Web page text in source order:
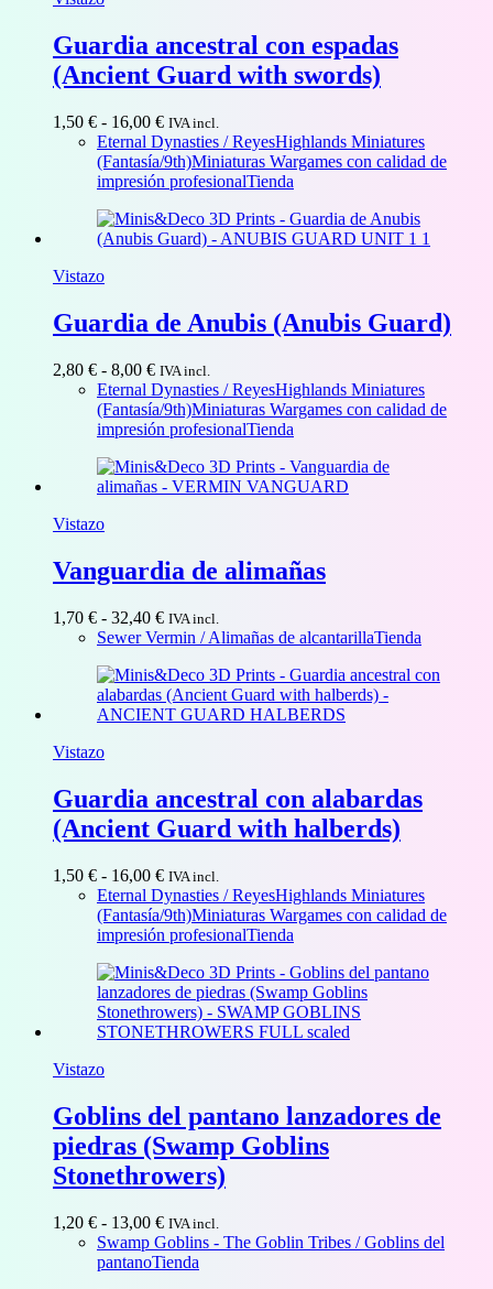
Guardia ancestral con espadas
(Ancient Guard with swords)
1,50 € - 16,00 €Rango
de
precios:
desde
hasta
16,00 €
IVA incl.
Eternal Dynasties / ReyesHighlands Miniatures
(Fantasía/9th)Miniaturas Wargames con calidad de
impresión profesionalTienda
Vistazo
Guardia de Anubis (Anubis Guard)
2,80 € - 8,00 €Rango
de
precios:
desde
hasta
8,00 €
IVA incl.
Eternal Dynasties / ReyesHighlands Miniatures
(Fantasía/9th)Miniaturas Wargames con calidad de
impresión profesionalTienda
Vistazo
Vanguardia de alimañas
1,70 € - 32,40 €Rango
de
desde
1,70 €
hasta
IVA incl.
Sewer Vermin / Alimañas de alcantarillaTienda
Vistazo
Guardia ancestral con alabardas
(Ancient Guard with halberds)
1,50 € - 16,00 €Rango
de
precios:
desde
hasta
16,00 €
IVA incl.
Eternal Dynasties / ReyesHighlands Miniatures
(Fantasía/9th)Miniaturas Wargames con calidad de
impresión profesionalTienda
Vistazo
Goblins del pantano lanzadores de
piedras (Swamp Goblins
Stonethrowers)
1,20 € - 13,00 €Rango
de
precios:
IVA incl.
Swamp Goblins - The Goblin Tribes / Goblins del
pantanoTienda